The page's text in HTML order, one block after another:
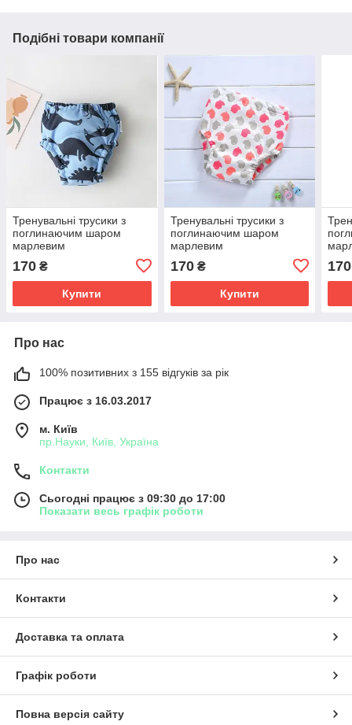
Подібні товари компанії
Тренувальні трусики з
поглинаючим шаром
марлевим
170 ₴
Купити
Тренувальні трусики з
поглинаючим шаром
марлевим
170₴
Купити
170
Про нас
100% позитивних з 155 відгуків за рік
Працює з 16.03.2017
м. Київ
пр.Науки, Київ, Україна
Контакти
Сьогодні працює з 09:30 до 17:00
Показати весь графік роботи
Про нас
Контакти
Доставка та оплата
Графік роботи
Повна версія сайту